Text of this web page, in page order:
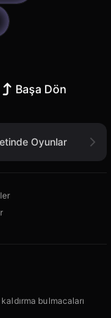
Başa Dön
Oyunlar
bulmacaları